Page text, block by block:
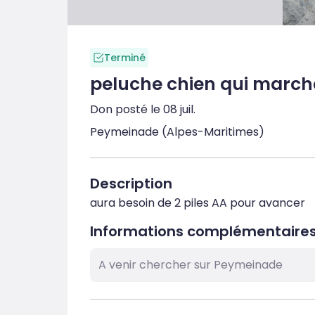
Terminé
peluche chien qui
Don posté le 08 juil.
Peymeinade (Alpes-Maritimes)
Description
aura besoin de 2 piles AA pour avancer
Informations
A venir chercher sur Peymeinade